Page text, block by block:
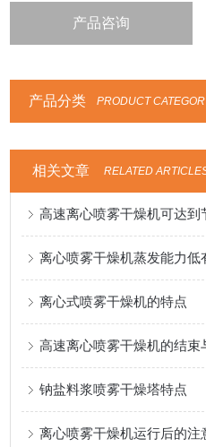
产品咨询
产品分类 PRODUCT
相关文章 RELATED
高速离心喷雾干燥机可达到
离心喷雾干燥机蒸发能力低
离心式喷雾干燥机的特点
高速离心喷雾干燥机的结束
钠盐料浆喷雾干燥塔特点
离心喷雾干燥机运行后的注